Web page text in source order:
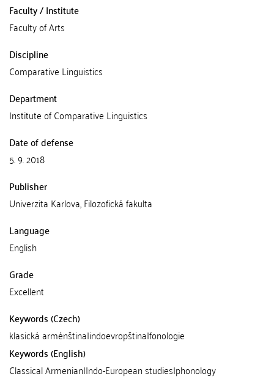
Faculty / Institute
Faculty of Arts
Discipline
Comparative Linguistics
Department
Institute of Comparative Linguistics
Date of defense
5. 9. 2018
Publisher
Univerzita Karlova, Filozofická fakulta
Language
English
Grade
Excellent
Keywords (Czech)
klasická arménština|indoevropština|fonologie
Keywords (English)
Classical Armenian|Indo-European studies|phonology